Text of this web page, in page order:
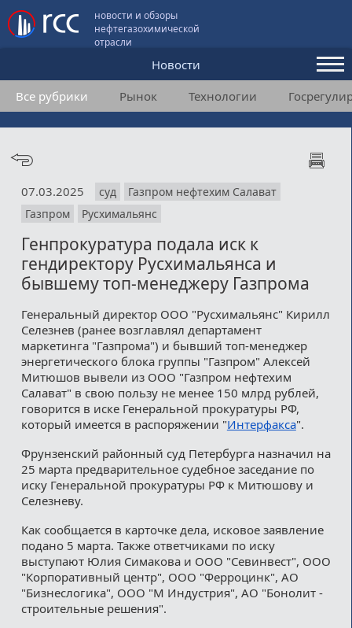
новости и обзоры
нефтегазохимической
отрасли
Новости
Аналитика и мнения
Конференции
Подписка
Пользовательское соглашение
Медиакит
Контакты
Все рубрики Рынок Технологии
07.03.2025 суд
Газпром нефтехим Салават
Газпром
Русхимальянс
Генпрокуратура подала иск к
гендиректору Русхимальянса и
бывшему топ-менеджеру Газпрома
Генеральный директор ООО "Русхимальянс" Кирилл
Селезнев (ранее возглавлял департамент
маркетинга "Газпрома") и бывший топ-менеджер
энергетического блока группы "Газпром" Алексей
Митюшов вывели из ООО "Газпром нефтехим
Салават" в свою пользу не менее 150 млрд рублей,
говорится в иске Генеральной прокуратуры РФ,
который имеется в распоряжении "Интерфакса".
Фрунзенский районный суд Петербурга назначил на
25 марта предварительное судебное заседание по
иску Генеральной прокуратуры РФ к Митюшову и
Селезневу.
Как сообщается в карточке дела, исковое заявление
подано 5 марта. Также ответчиками по иску
выступают Юлия Симакова и ООО "Севинвест", ООО
"Корпоративный центр", ООО "Ферроцинк", АО
"Бизнеслогика", ООО "М Индустрия", АО "Бонолит -
строительные решения".